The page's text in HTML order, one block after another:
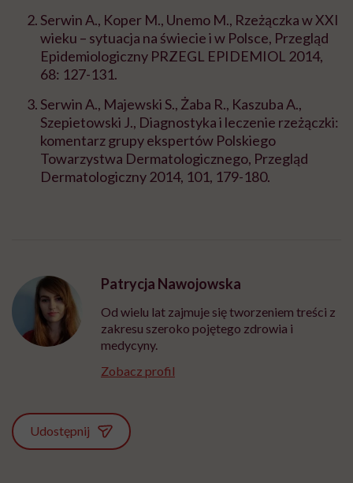
Serwin A., Koper M., Unemo M., Rzeżączka w XXI
wieku – sytuacja na świecie i w Polsce, Przegląd
Epidemiologiczny PRZEGL EPIDEMIOL 2014,
68: 127-131.
Serwin A., Majewski S., Żaba R., Kaszuba A.,
Szepietowski J., Diagnostyka i leczenie rzeżączki:
komentarz grupy ekspertów Polskiego
Towarzystwa Dermatologicznego, Przegląd
Dermatologiczny 2014, 101, 179-180.
Patrycja Nawojowska
Od wielu lat zajmuje się tworzeniem treści z
zakresu szeroko pojętego zdrowia i
medycyny.
Zobacz profil
Udostępnij